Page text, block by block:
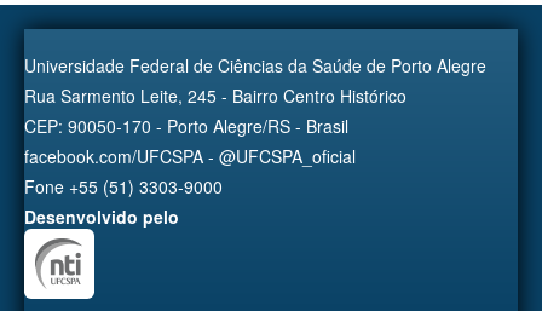
Universidade Federal de Ciências da Saúde de Porto Alegre
Rua Sarmento Leite, 245 - Bairro Centro Histórico
CEP: 90050-170 - Porto Alegre/RS - Brasil
facebook.com/UFCSPA - @UFCSPA_oficial
Fone +55 (51) 3303-9000
Desenvolvido pelo